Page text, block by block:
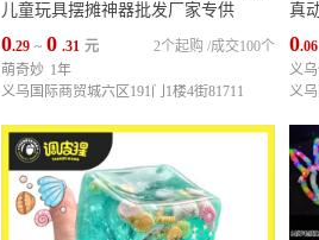
儿童玩具摆摊神器批发厂家专供
0.29 ~ 0 .31 元 成交100个
2个起购 /
萌奇妙 1年
义乌国际商贸城六区191门1楼4街81711
真
0.06
义
义